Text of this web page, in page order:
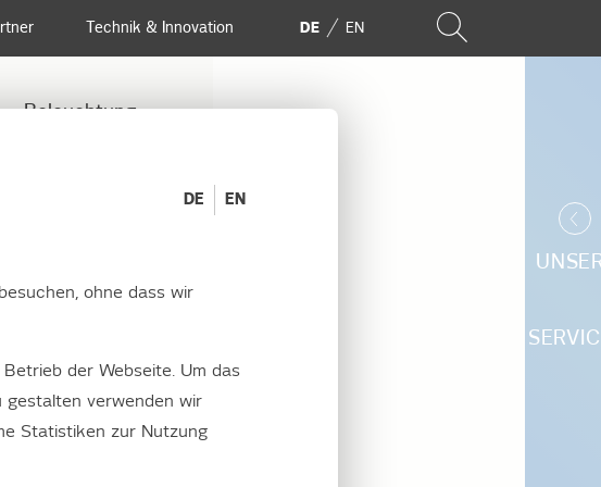
Beleuchtung
Technik & Innovation DE EN
STROMKASTEN 2017!
DE EN
ohne dass wir
der Webseite. Um das
verwenden wir
Statistiken zur Nutzung